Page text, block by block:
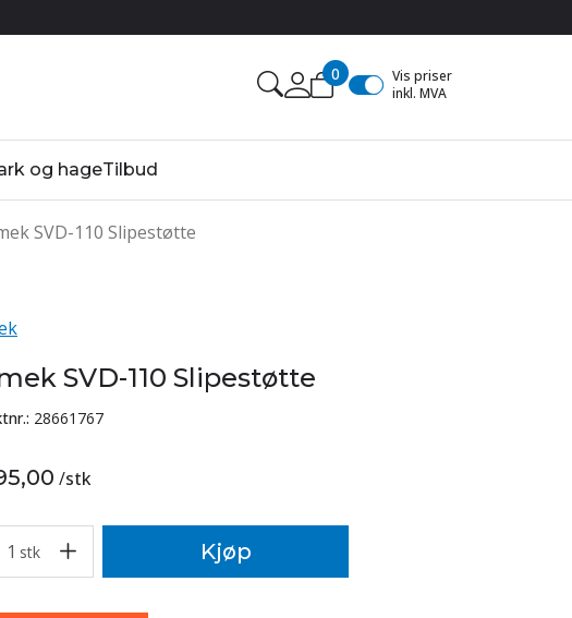
0
Vis priser
inkl. MVA
og hageTilbud
SVD-110 Slipestøtte
SVD-110 Slipestøtte
28661767
/stk
1 stk Kjøp